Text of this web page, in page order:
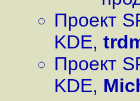
Проект
KDE,
Проект
KDE,